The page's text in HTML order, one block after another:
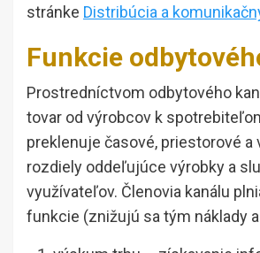
stránke Distribúcia a
Funkcie
Prostredníctvom odbytového
tovar od výrobcov k
preklenuje časové, priestorové a
rozdiely oddeľujúce výrobky a
využívateľov. Členovia kanálu
funkcie (znižujú sa tým náklady